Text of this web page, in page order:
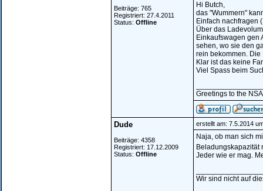
Beiträge: 765
Registriert: 27.4.2011
Status: Offline
Hi Butch,
das "Wummern"
Einfach nachfragen
Über das
Einkaufswagen gen
sehen, wo sie den
rein bekommen.
Klar ist das keine
Viel Spass beim
Greetings to the
Dude
Beiträge: 4358
Registriert: 17.12.2009
Status: Offline
erstellt am: 7.5.2014
Naja, ob man sich
Beladungskapazität
Jeder wie er mag.
Wir sind nicht auf